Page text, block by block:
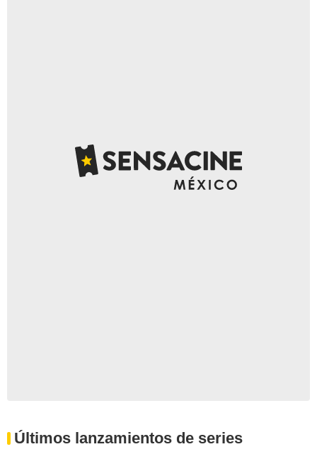
Últimos lanzamientos de series